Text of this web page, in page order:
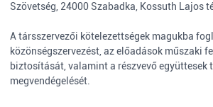
Szövetség, 24000 Szabadka, Kossuth Lajos
A társszervezői kötelezettségek magukba
közönségszervezést, az előadások műszaki
biztosítását, valamint a részvevő együttesek
megvendégelését.